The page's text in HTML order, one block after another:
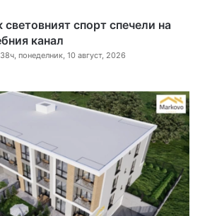
световният спорт спечели на
канал
понеделник, 10 август, 2026